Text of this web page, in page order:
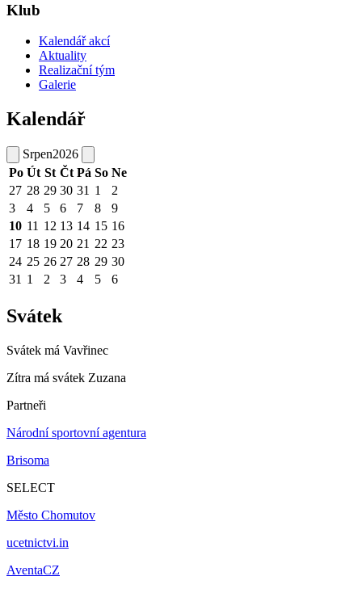
Klub
Kalendář akcí
Aktuality
Realizační tým
Galerie
Kalendář
Srpen2026
Po Út St Čt Pá So Ne
27 28 29 30 31 1
2
3
4 5 6 7 8
9
10 11 12 13 14 15 16
17 18 19 20 21 22 23
24 25 26 27 28 29 30
31 1 2 3 4 5 6
Svátek
Svátek má Vavřinec
Zítra má svátek Zuzana
Partneři
Národní sportovní agentura
Brisoma
SELECT
Město Chomutov
ucetnictvi.in
AventaCZ